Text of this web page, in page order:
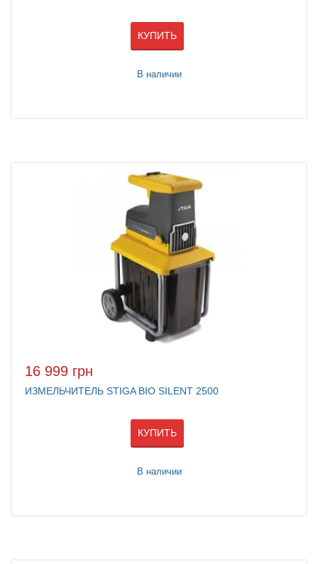
КУПИТЬ
В наличии
16 999 грн
ИЗМЕЛЬЧИТЕЛЬ STIGA BIO SILENT 2500
КУПИТЬ
В наличии